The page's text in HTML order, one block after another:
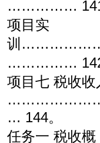
……………
项目实
训
……………
项目七 税收收
… 144。
任务一 税收概